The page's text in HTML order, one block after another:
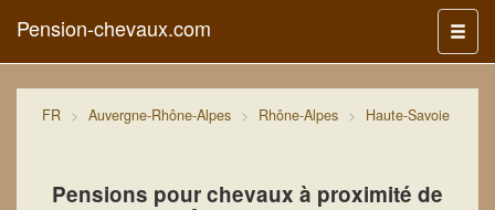
Menu
Pension-chevaux.com
FR Auvergne-Rhône-Alpes Rhône-Alpes Haute-Savoie
Pensions pour chevaux à proximité de